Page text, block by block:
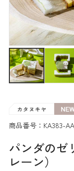
商品番号：KA383-
パンダのゼ
レーン）